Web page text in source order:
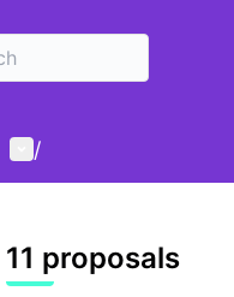
User menu
/
11 proposals